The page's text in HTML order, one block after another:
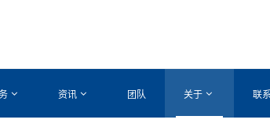
资讯 团队 关于 联系